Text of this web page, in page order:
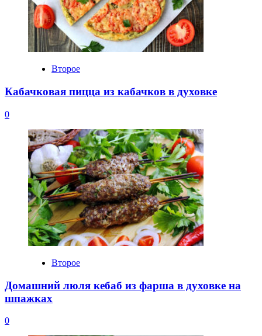
Второе
Кабачковая пицца из кабачков в духовке
0
Второе
Домашний люля кебаб из фарша в духовке на
шпажках
0